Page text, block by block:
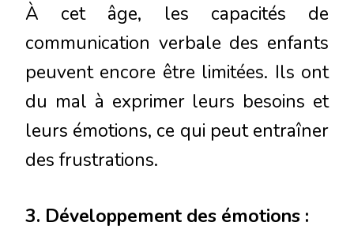
À cet âge, les capacités de
communication verbale des enfants
peuvent encore être limitées. Ils ont
du mal à exprimer leurs besoins et
leurs émotions, ce qui peut entraîner
des frustrations.
3. Développement des émotions :